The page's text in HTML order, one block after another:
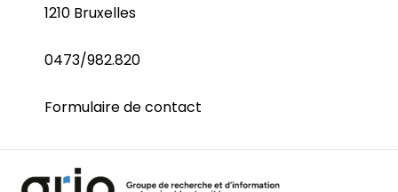
1210 Bruxelles
0473/982.820
Formulaire de contact